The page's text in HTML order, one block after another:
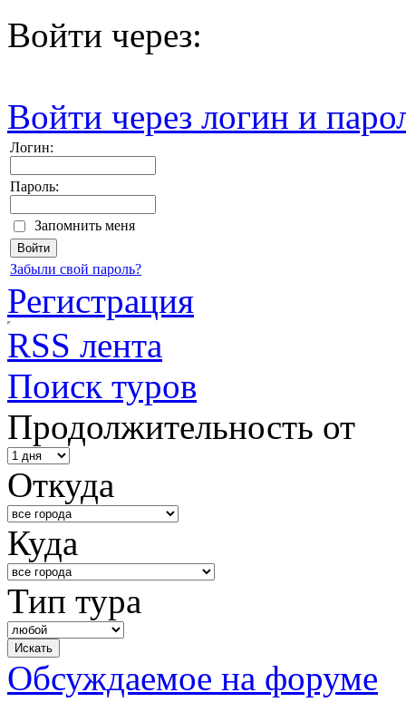
Войти через:
Войти через логин и
Логин:
Пароль:
Запомнить меня
Забыли свой пароль?
Регистрация
RSS лента
Поиск туров
Продолжительность от
Откуда
Куда
Тип тура
Обсуждаемое на форуме